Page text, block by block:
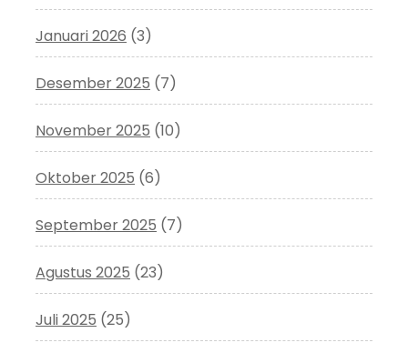
Januari 2026 (3)
Desember 2025 (7)
November 2025 (10)
Oktober 2025 (6)
September 2025 (7)
Agustus 2025 (23)
Juli 2025 (25)